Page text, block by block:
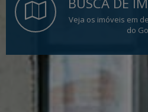
Veja os imóveis em
do